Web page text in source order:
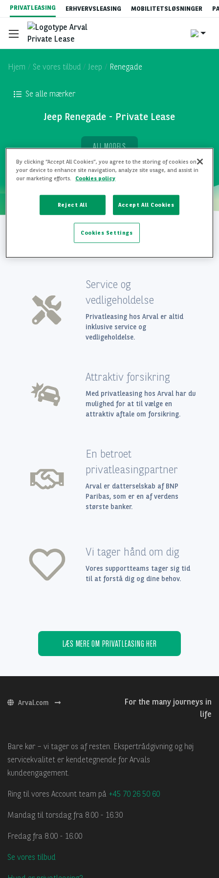
hovedindhold
PRIVATLEASING ERHVERVSLEASING MOBILITETSLØSNINGER
Hvad er privatleasing?
Privatleasingpriser
Bestillingsprocessen
Privatleasing af brugt bil
Hjem Se vores tilbud Jeep Renegade
Se alle mærker
Jeep Renegade - Private Lease
ALL MODELS
Service og
vedligeholdelse
Privatleasing hos Arval er altid
inklusive service og
vedligeholdelse.
Attraktiv forsikring
Med privatleasing hos Arval har du
mulighed for at til vælge en
attraktiv aftale om forsikring.
En betroet
privatleasingpartner
Arval er datterselskab af BNP
Paribas, som er en af verdens
største banker.
Vi tager hånd om dig
Vores supportteams tager sig tid
til at forstå dig og dine behov.
LÆS MERE OM PRIVATLEASING HER
Arval.com
For the many journeys in
life
Bare kør – vi tager os af resten. Ekspertrådgivning og høj
servicekvalitet er kendetegnende for Arvals
kundeengagement.
Ring til vores Account team på +45 70 26 50 60
Mandag til torsdag fra 8.00 - 16.30
Fredag fra 8.00 - 16.00
Se vores tilbud
By clicking “Accept All Cookies”, you agree to the storing of cookies on
your device to enhance site navigation, analyze site usage, and assist in
our marketing efforts.
Cookies policy
Reject All Accept All Cookies
Cookies Settings